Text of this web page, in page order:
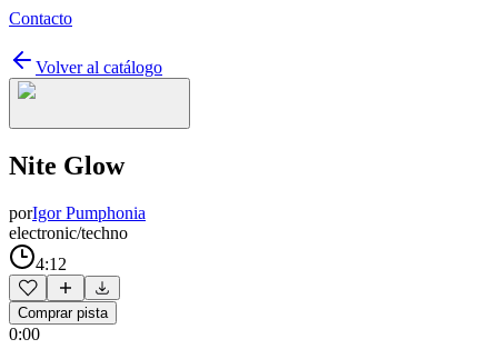
Contacto
Volver al catálogo
Nite Glow
porIgor Pumphonia
electronic/techno
4:12
Comprar pista
0:00